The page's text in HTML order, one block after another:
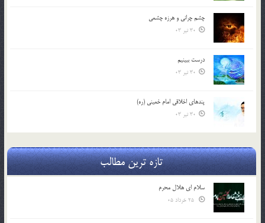
چشم ‏چرانى و هرزه‏ چشمى
30 تیر 03
درست ببينيم
30 تیر 03
پندهاي اخلاقي امام خميني (ره)
30 تیر 03
تازه ترین مطالب
سلام ای هلال محرم